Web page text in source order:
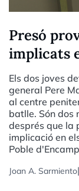
Presó
implicats
Els dos joves
general Pere
al centre
batlle. Són dos
després que la
implicació en
Poble
Joan A. Sarmiento|